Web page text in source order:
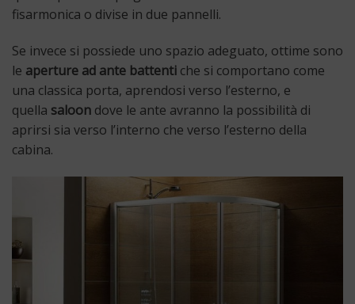
fisarmonica o divise in due pannelli.
Se invece si possiede uno spazio adeguato, ottime sono
le aperture ad ante battenti che si comportano come
una classica porta, aprendosi verso l’esterno, e
quella saloon dove le ante avranno la possibilità di
aprirsi sia verso l’interno che verso l’esterno della
cabina.